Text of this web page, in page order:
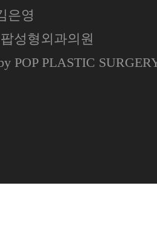
은영
성형외과의원
POP PLASTIC